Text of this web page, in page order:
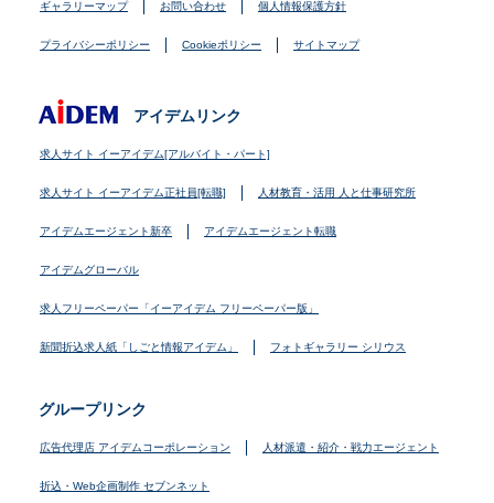
ギャラリーマップ お問い合わせ 個人情報保護方針
プライバシーポリシー Cookieポリシー サイトマップ
アイデムリンク
求人サイト イーアイデム[アルバイト・パート]
求人サイト イーアイデム正社員[転職] 人材教育・活用 人と仕事研究所
アイデムエージェント新卒 アイデムエージェント転職
アイデムグローバル
求人フリーペーパー「イーアイデム フリーペーパー版」
新聞折込求人紙「しごと情報アイデム」 フォトギャラリー シリウス
グループリンク
広告代理店 アイデムコーポレーション 人材派遣・紹介・戦力エージェント
折込・Web企画制作 セブンネット